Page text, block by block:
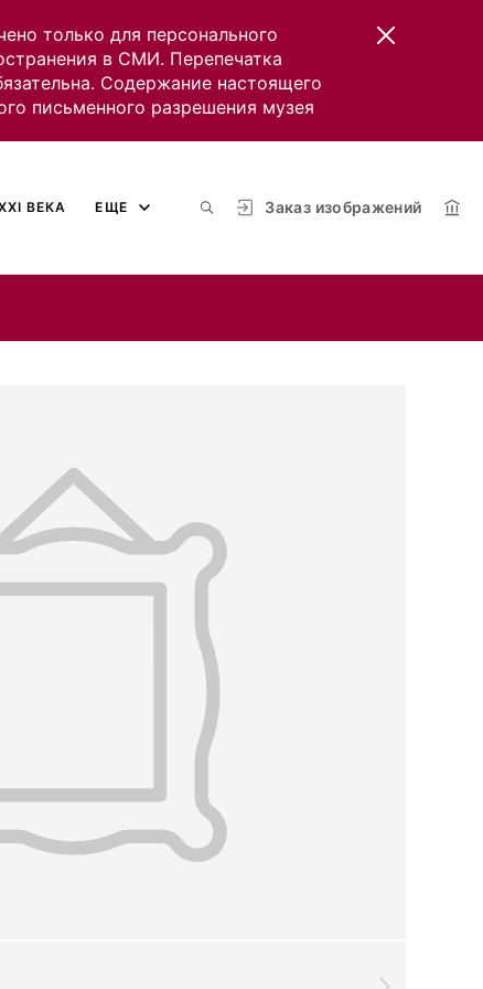
только для персонального
в СМИ. Перепечатка
Содержание настоящего
письменного разрешения музея
Заказ изображений
ВЕКА ЕЩЕ